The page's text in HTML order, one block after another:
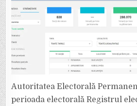
Autoritatea Electorală
perioada electorală Registrul